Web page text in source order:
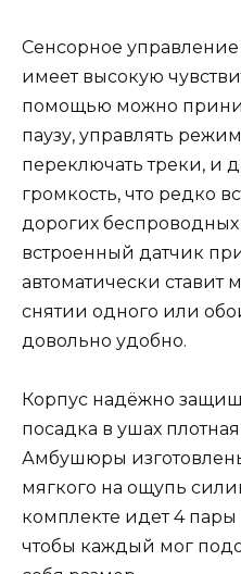
Сенсорное
имеет высокую
помощью можно
паузу, управлять
переключать треки, и
громкость, что редко
дорогих
встроенный датчик
автоматически ставит
снятии одного или
довольно удобно.
Корпус надёжно
посадка в ушах
Амбушюры
мягкого на ощупь
комплекте идет 4
чтобы каждый мог